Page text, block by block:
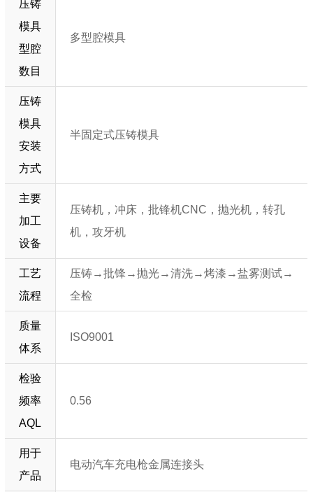
压铸
模具
型腔
数目
多型腔模具
压铸
模具
安装
方式
半固定式压铸模具
主要
加工
设备
压铸机，冲床，批锋机CNC，抛光机，转孔
机，攻牙机
工艺
流程
压铸→批锋→抛光→清洗→烤漆→盐雾测试→
全检
质量
体系
ISO9001
检验
频率
AQL
0.56
用于
产品
电动汽车充电枪金属连接头